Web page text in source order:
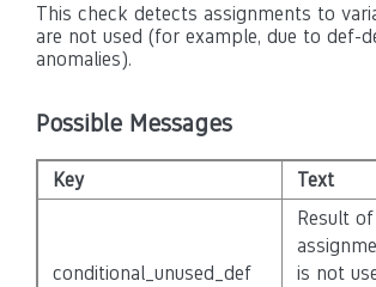
This check detects assignments to
are not used (for example, due to def-
anomalies).
Possible Messages
Key Text
conditional_unused_def
Result of
is not